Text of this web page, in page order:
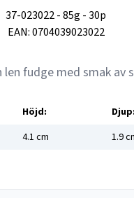
37-023022-85g -30p
EAN:0704039023022
len fudge med smak av
Höjd:
Djup:
4.1 cm 1.9